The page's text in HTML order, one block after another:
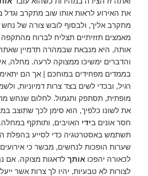
את האירוע לראות אותו שוב מתקרב וגדל
מתקרב אליך, ולבסוף לובש צורה של
מאמצים תזזיתיים תצליח לברוח
אותה, היא מנבאת שבמהרה תדמיין שאתה
והדברים ימשיכו ממצוקה לרעה. מחלה, אי
בממדים מפחידים במוחכם | אך הם
רגיל, ובכדי לשים בצד צרות דמיוניות,
מופתית, תסתפק ותגמול. לחלום שנחש
את לשונו כלפיך, הוא סימן לכך שתוצב
חסר אונים בידי האויבים, ותותקף
תשתמש באסטרטגיה כדי לסייע בהפלת
שערות הופכות לנחשים, מבשר כי
לכאורה יהפכואותך לדאגות מצוקה. אם
לצורות לא טבעיות, יהיו לך צרות אשר